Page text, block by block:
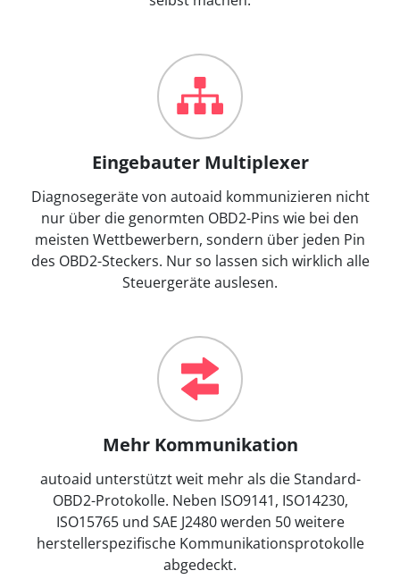
Eingebauter Multiplexer
Diagnosegeräte von autoaid kommunizieren nicht
nur über die genormten OBD2-Pins wie bei den
meisten Wettbewerbern, sondern über jeden Pin
des OBD2-Steckers. Nur so lassen sich wirklich alle
Steuergeräte auslesen.
Mehr Kommunikation
autoaid unterstützt weit mehr als die Standard-
OBD2-Protokolle. Neben ISO9141, ISO14230,
ISO15765 und SAE J2480 werden 50 weitere
herstellerspezifische Kommunikationsprotokolle
abgedeckt.